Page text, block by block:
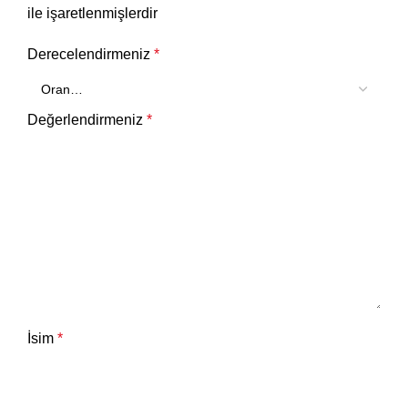
ile işaretlenmişlerdir
Derecelendirmeniz *
Değerlendirmeniz *
İsim *